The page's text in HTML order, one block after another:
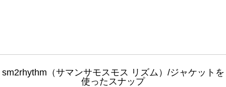
sm2rhythm（サマンサモスモス リズム）/ジャケットを
使ったスナップ